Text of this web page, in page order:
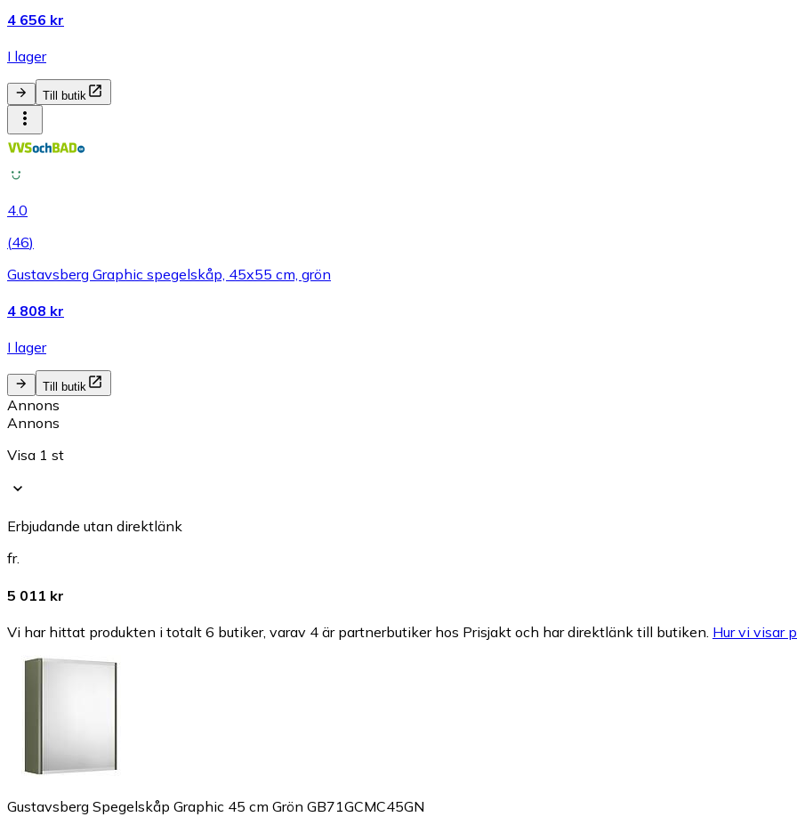
4 656 kr
I lager
Till butik
4.0
(46)
Gustavsberg Graphic spegelskåp, 45x55 cm, grön
4 808 kr
I lager
Till butik
Annons
Annons
Visa 1 st
Erbjudande utan direktlänk
fr.
5 011 kr
Vi har hittat produkten i totalt 6 butiker, varav 4 är partnerbutiker hos Prisjakt och har direktlänk till butiken. Hur vi visar
Gustavsberg Spegelskåp Graphic 45 cm Grön GB71GCMC45GN